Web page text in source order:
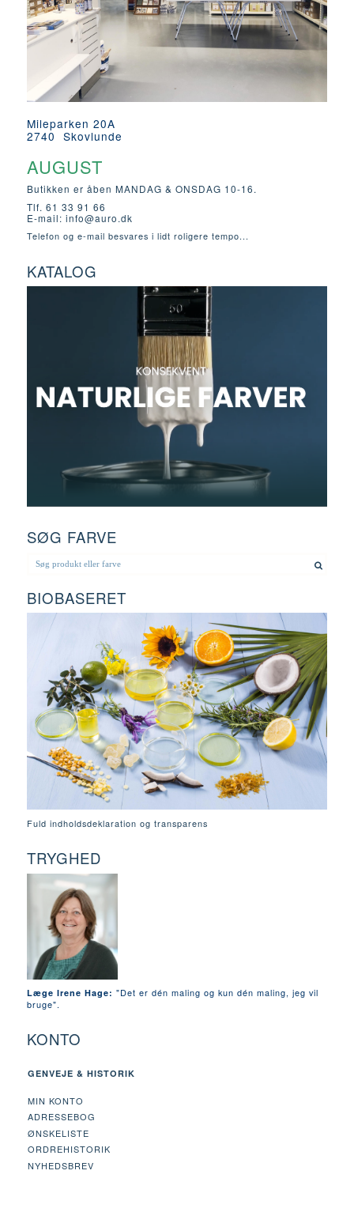
Mileparken 20A
2740 Skovlunde
AUGUST
Butikken er åben MANDAG & ONSDAG 10-16.
Tlf. 61 33 91 66
E-mail: info@auro.dk
Telefon og e-mail besvares i lidt roligere tempo...
KATALOG
SØG FARVE
BIOBASERET
Fuld indholdsdeklaration og transparens
TRYGHED
Læge Irene Hage: "Det er dén maling og kun dén maling, jeg vil
bruge".
KONTO
GENVEJE & HISTORIK
MIN KONTO
ADRESSEBOG
ØNSKELISTE
ORDREHISTORIK
NYHEDSBREV